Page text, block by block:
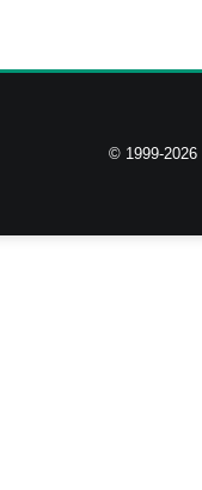
© 1999-2026